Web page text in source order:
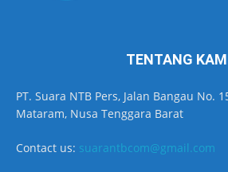
TENTANG
PT. Suara NTB Pers, Jalan Bangau No.
Mataram, Nusa Tenggara Barat
Contact us: suarantbcom@gmail.com